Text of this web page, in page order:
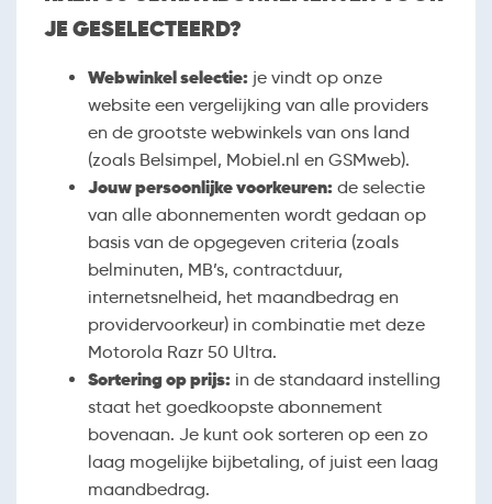
JE GESELECTEERD?
Webwinkel selectie: je vindt op onze
website een vergelijking van alle providers
en de grootste webwinkels van ons land
(zoals Belsimpel, Mobiel.nl en GSMweb).
Jouw persoonlijke voorkeuren: de selectie
van alle abonnementen wordt gedaan op
basis van de opgegeven criteria (zoals
belminuten, MB’s, contractduur,
internetsnelheid, het maandbedrag en
providervoorkeur) in combinatie met deze
Motorola Razr 50 Ultra.
Sortering op prijs: in de standaard instelling
staat het goedkoopste abonnement
bovenaan. Je kunt ook sorteren op een zo
laag mogelijke bijbetaling, of juist een laag
maandbedrag.